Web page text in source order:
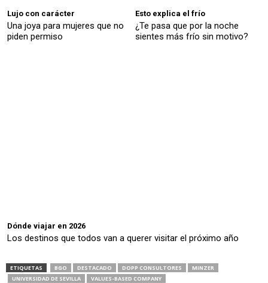
Lujo con carácter
Una joya para mujeres que no
piden permiso
Esto explica el frío
¿Te pasa que por la noche
sientes más frío sin motivo?
Dónde viajar en 2026
Los destinos que todos van a querer visitar el próximo año
ETIQUETAS BGO DESTACADO DOPP CONSULTORES
MINZER
UNIVERSIDAD DE SEVILLA
VALUES-BASED COMPANY